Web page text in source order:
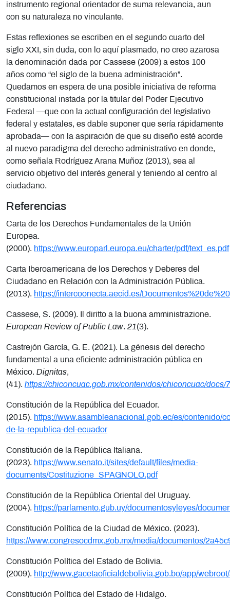
instrumento regional orientador de suma relevancia, aun
con su naturaleza no vinculante.
Estas reflexiones se escriben en el segundo cuarto del
siglo XXI, sin duda, con lo aquí plasmado, no creo azarosa
la denominación dada por Cassese (2009) a estos 100
años como “el siglo de la buena administración”.
Quedamos en espera de una posible iniciativa de reforma
constitucional instada por la titular del Poder Ejecutivo
Federal —que con la actual configuración del legislativo
federal y estatales, es dable suponer que sería rápidamente
aprobada— con la aspiración de que su diseño esté acorde
al nuevo paradigma del derecho administrativo en donde,
como señala Rodríguez Arana Muñoz (2013), sea al
servicio objetivo del interés general y teniendo al centro al
ciudadano.
Referencias
Carta de los Derechos Fundamentales de la Unión
Europea.
(2000). https://www.europarl.europa.eu/charter/pdf/text_es.pdf
Carta Iberoamericana de los Derechos y Deberes del
Ciudadano en Relación con la Administración Pública.
(2013). https://intercoonecta.aecid.es/
Cassese, S. (2009). Il diritto a la buona amministrazione.
European Review of Public Law. 21 (3).
Castrejón García, G. E. (2021). La génesis del derecho
fundamental a una eficiente administración pública en
México. Dignitas,
(41). https://chiconcuac.gob.mx/contenidos/chiconcuac/
Constitución de la República del Ecuador.
(2015). https://www.asambleanacional.gob.ec/es/contenido/
de-la-republica-del-ecuador
Constitución de la República Italiana.
(2023). https://www.senato.it/sites/default/files/media-
documents/Costituzione_SPAGNOLO.pdf
Constitución de la República Oriental del Uruguay.
(2004). https://parlamento.gub.uy/documentosyleyes/
Constitución Política de la Ciudad de México. (2023).
https://www.congresocdmx.gob.mx/media/documentos/
Constitución Política del Estado de Bolivia.
(2009). http://www.gacetaoficialdebolivia.gob.bo/app/
Constitución Política del Estado de Hidalgo.